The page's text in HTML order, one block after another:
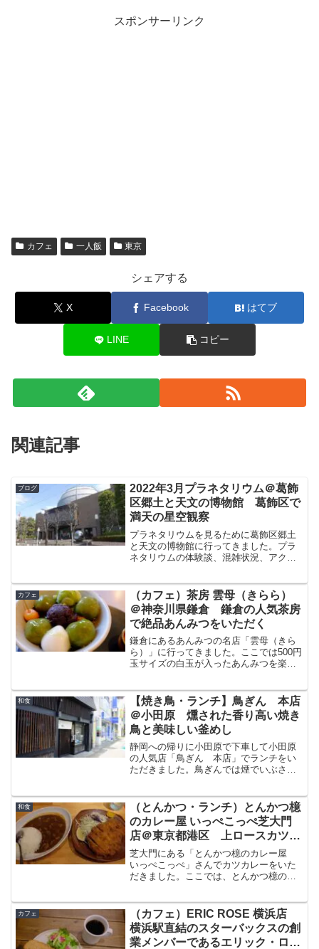
スポンサーリンク
カフェ 一人飯 東京
シェアする
X Facebook はてブ
LINE コピー
関連記事
ブログ
2022年3月プラネタリウム＠葛飾
区郷土と天文の博物館 葛飾区で
満天の星空観察
プラネタリウムを見るために葛飾区郷土
と天文の博物館に行ってきました。プラ
ネタリウムの体験談、混雑状況、アクセ
葛飾区にある博物館で、歴史、民俗、天
文学等がまなべます。2階...
カフェ
（カフェ）茶房 雲母（きらら）
＠神奈川県鎌倉 鎌倉の人気茶房
で絶品あんみつをいただく
鎌倉にあるあんみつの名店「雲母（きら
ら）」に行ってきました。ここでは500円
玉サイズの白玉が入ったあんみつを楽し
介したいと思います。茶房 雲母（きら
ら）鎌倉駅から銭洗弁...
和食
【焼き鳥・ランチ】鳥ぎん 本店
＠小田原 燻された香り高い焼き
鳥と美味しい釜めし
静岡への帰りに小田原で下車して小田原
の人気店「鳥ぎん 本店」でランチをい
ただきました。鳥ぎんでは煙でいぶされ
ぎんの場所・アクセス、混雑状況、メニ
ュー、料理をブログで紹介したいと思い
ます。
和食
（とんかつ・ランチ）とんかつ檍
のカレー屋 いっぺこっぺ芝大門
店＠東京都港区 上ロースカツカ
レーをいただきました
芝大門にある「とんかつ檍のカレー屋
いっぺこっぺ」さんでカツカレーをいた
だきました。ここでは、とんかつ檍のと
カツカレーをブログで紹介したいと思い
ます。とんかつ檍のカレー...
カフェ
（カフェ）ERIC ROSE 横浜店
横浜駅直結のスターバックスの創
業メンバーであるエリック・ロー